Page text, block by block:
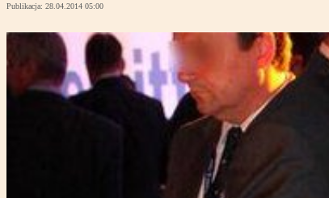
Publikacja: 28.04.2014 05:00